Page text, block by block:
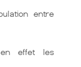
entre
effet les